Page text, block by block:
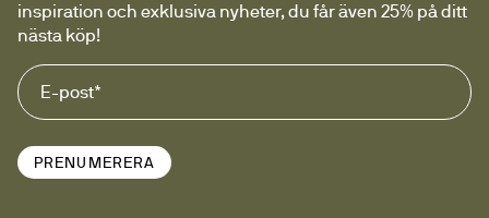
inspiration och exklusiva nyheter, du får även 25% på ditt
nästa köp!
PRENUMERERA